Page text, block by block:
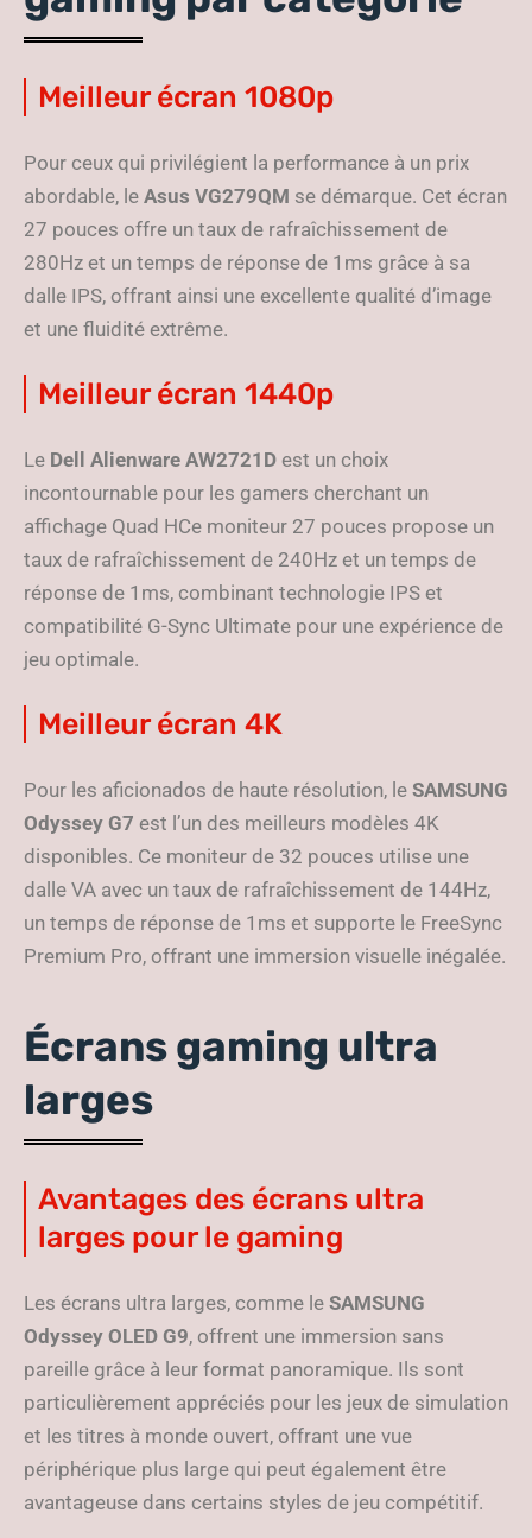
Meilleur écran 1080p
Pour ceux qui privilégient la performance à un prix
abordable, le Asus VG279QM se démarque. Cet écran
27 pouces offre un taux de rafraîchissement de
280Hz et un temps de réponse de 1ms grâce à sa
dalle IPS, offrant ainsi une excellente qualité d’image
et une fluidité extrême.
Meilleur écran 1440p
Le Dell Alienware AW2721D est un choix
incontournable pour les gamers cherchant un
affichage Quad HCe moniteur 27 pouces propose un
taux de rafraîchissement de 240Hz et un temps de
réponse de 1ms, combinant technologie IPS et
compatibilité G-Sync Ultimate pour une expérience de
jeu optimale.
Meilleur écran 4K
Pour les aficionados de haute résolution, le SAMSUNG
Odyssey G7 est l’un des meilleurs modèles 4K
disponibles. Ce moniteur de 32 pouces utilise une
dalle VA avec un taux de rafraîchissement de 144Hz,
un temps de réponse de 1ms et supporte le FreeSync
Premium Pro, offrant une immersion visuelle inégalée.
Écrans gaming ultra
larges
Avantages des écrans ultra
larges pour le gaming
Les écrans ultra larges, comme le SAMSUNG
Odyssey OLED G9, offrent une immersion sans
pareille grâce à leur format panoramique. Ils sont
particulièrement appréciés pour les jeux de simulation
et les titres à monde ouvert, offrant une vue
périphérique plus large qui peut également être
avantageuse dans certains styles de jeu compétitif.